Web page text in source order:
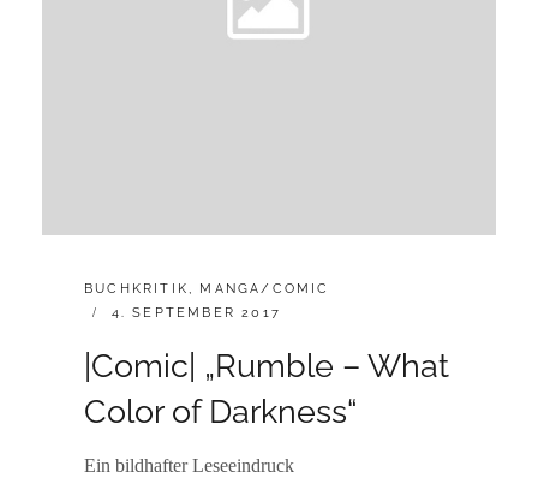
CATEGORIES:
BUCHKRITIK, MANGA/COMIC
POSTED
4. SEPTEMBER 2017
|Comic| „Rumble – What
Color of Darkness“
Ein bildhafter Leseeindruck